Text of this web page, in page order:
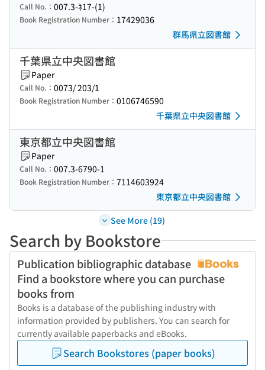
Call No.： 007.3-ﾈ17-(1)
Book Registration Number： 17429036
群馬県立図書館
千葉県立中央図書館
Paper
Call No.： 0073/ 203/1
Book Registration Number： 0106746590
千葉県立中央図書館
東京都立中央図書館
Paper
Call No.： 007.3-6790-1
Book Registration Number： 7114603924
東京都立中央図書館
See More (19)
Search by Bookstore
Publication bibliographic database
Find a bookstore where you can purchase
books from
Books is a database of the publishing industry with
information provided by publishers. You can search for
currently available paperbacks and eBooks.
Search Bookstores (paper books)